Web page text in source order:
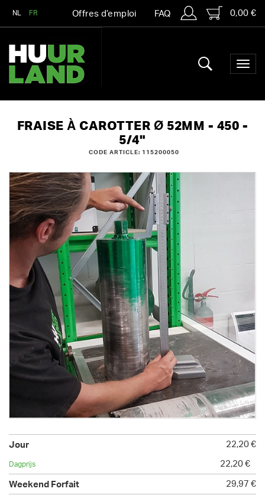
NL FR Offres d’emploi FAQ 0,00 €
FRAISE À CAROTTER Ø 52MM - 450 -
5/4"
CODE ARTICLE: 115200050
22,20 €
22,20 €
29,97 €